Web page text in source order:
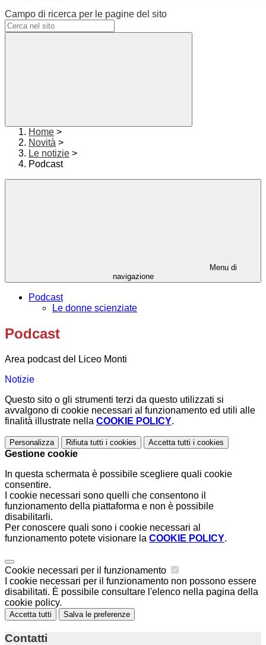
Campo di ricerca per le pagine del sito
Home >
Novità >
Le notizie >
Podcast
Menu di
navigazione
Podcast
Le donne scienziate
Podcast
Area podcast del Liceo Monti
Notizie
Questo sito o gli strumenti terzi da questo utilizzati si
avvalgono di cookie necessari al funzionamento ed utili alle
finalità illustrate nella COOKIE POLICY.
Personalizza Rifiuta tutti i cookies Accetta tutti i cookies
Gestione cookie
In questa schermata è possibile scegliere quali cookie
consentire.
I cookie necessari sono quelli che consentono il
funzionamento della piattaforma e non è possibile
disabilitarli.
Per conoscere quali sono i cookie necessari al
funzionamento potete visionare la COOKIE POLICY.
Cookie necessari per il funzionamento
I cookie necessari per il funzionamento non possono essere
disabilitati. È possibile consultare l'elenco nella pagina della
cookie policy.
Accetta tutti Salva le preferenze
Contatti